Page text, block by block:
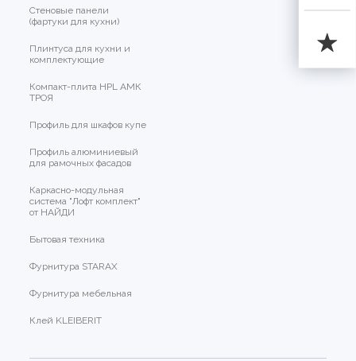
Стеновые панели
(фартуки для кухни)
Плинтуса для кухни и
комплектующие
Компакт-плита HPL АМК
ТРОЯ
Профиль для шкафов купе
Профиль алюминиевый
для рамочных фасадов
Каркасно-модульная
система "Лофт комплект"
от НАЙДИ
Бытовая техника
Фурнитура STARAX
Фурнитура мебельная
Клей KLEIBERIT